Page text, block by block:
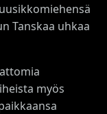
Tanskaa uhkaa
myös